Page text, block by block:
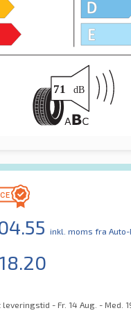
inkl. moms fra Auto-
- Fr. 14 Aug. - Med.